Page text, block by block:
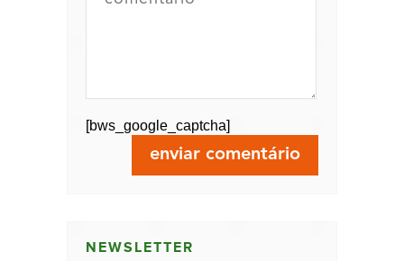
[bws_google_captcha]
NEWSLETTER